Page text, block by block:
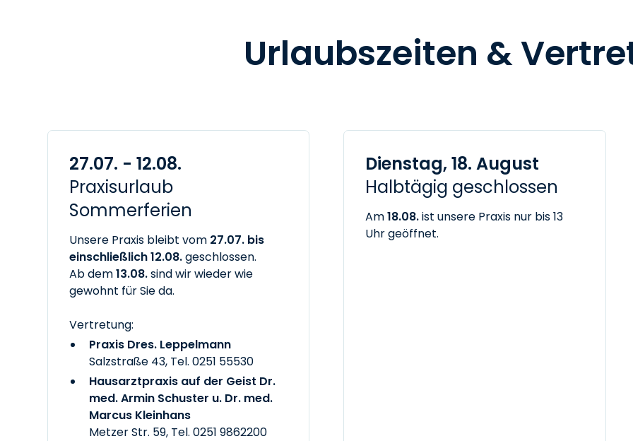
Urlaubszeiten &
27.07. - 12.08.
Praxisurlaub
Sommerferien
Unsere Praxis bleibt vom 27.07. bis
einschließlich 12.08.geschlossen.
Ab dem13.08.sind wir wieder wie
gewohnt für Sie da.
Vertretung:
Praxis Dres. Leppelmann
Salzstraße 43, Tel.0251 55530
Hausarztpraxis auf der Geist Dr.
med. Armin Schuster u. Dr. med.
Marcus Kleinhans
Metzer Str. 59, Tel.0251 9862200
Dienstag, 18. August
Halbtägig geschlossen
Am18.08.ist unsere Praxis nur bis 13
Uhr geöffnet.